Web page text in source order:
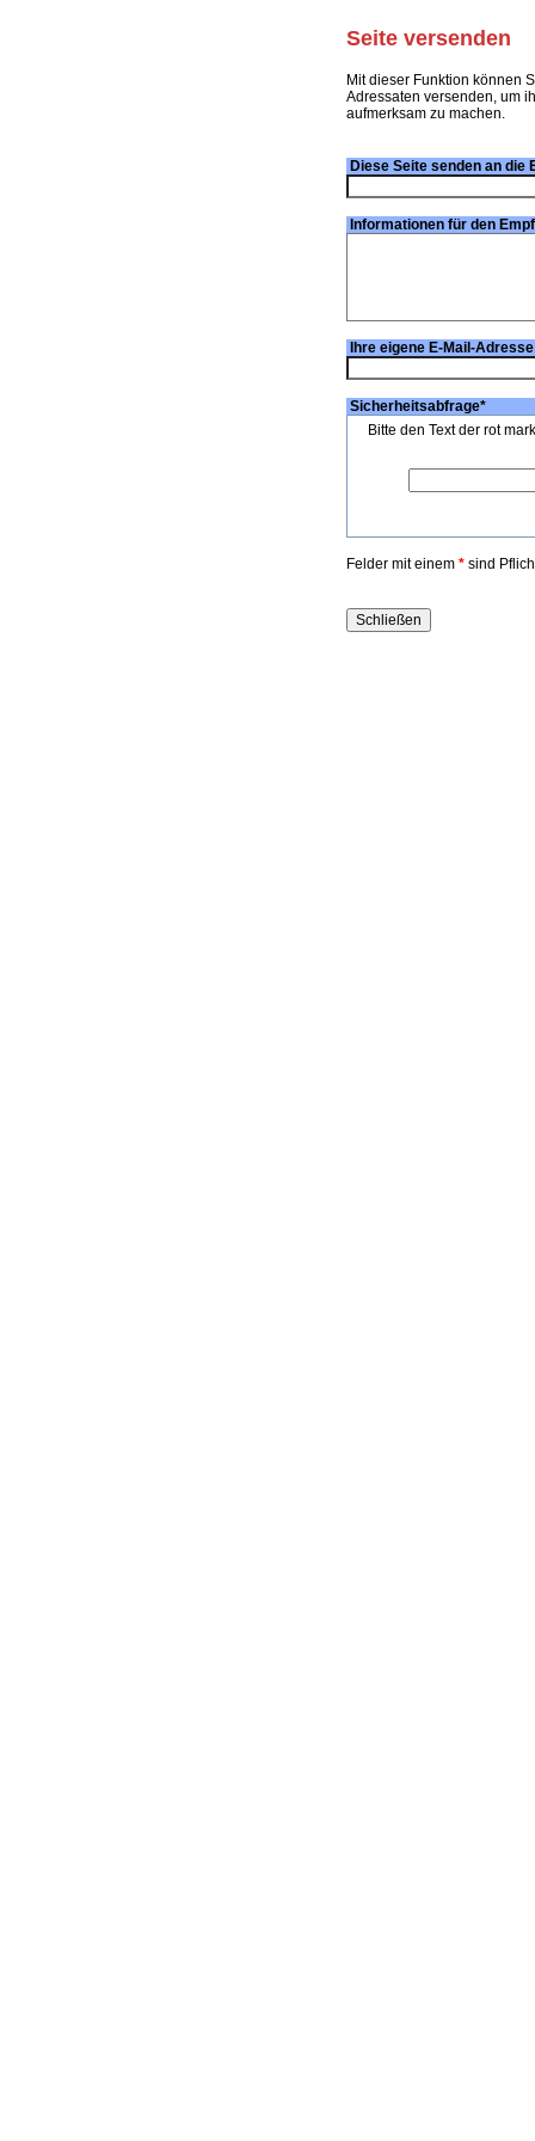
Seite versenden
Mit dieser Funktion können
Adressaten versenden, um
aufmerksam zu machen.
Diese Seite senden an die
Informationen für den
Ihre eigene E-Mail-
Sicherheitsabfrage*
Bitte den Text der rot
Felder mit einem * sind